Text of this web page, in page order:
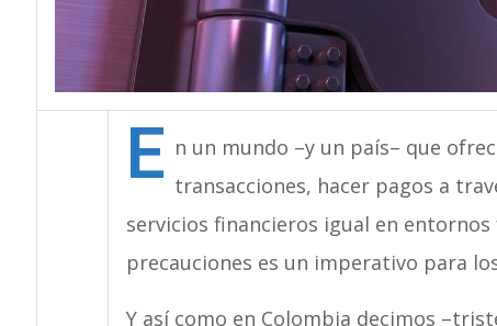
E n un mundo –y un país– que
transacciones, hacer pagos a
servicios financieros igual en
precauciones es un imperativo para
Y así como en Colombia decimos